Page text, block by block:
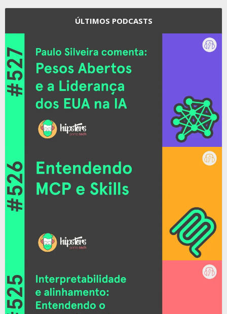
ÚLTIMOS PODCASTS